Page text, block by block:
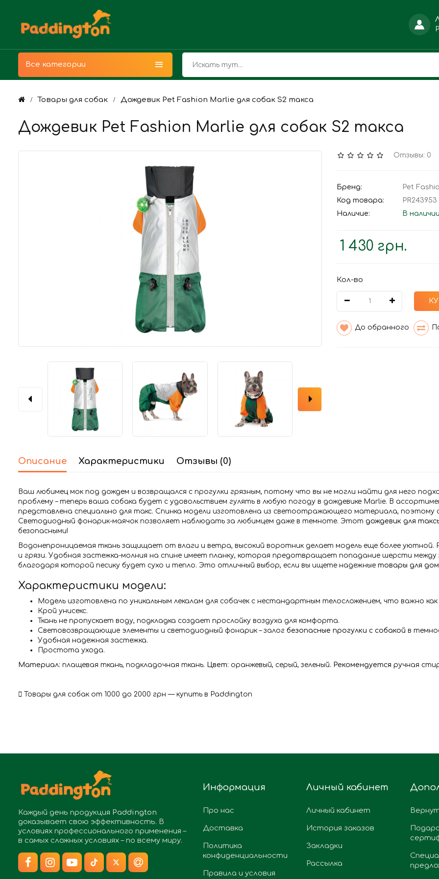
Все категории
Товары для собак Дождевик Pet Fashion Marlie для собак S2 такса
Дождевик Pet Fashion Marlie для собак S2 такса
Отзывы: 0
Бренд:
Pet
Код товара:
PR243953
Наличие:
В наличии
1 430 грн.
Кол-во
До обранного
Описание Характеристики Отзывы (0)
Ваш любимец мок под дождем и возвращался с прогулки грязным, потому что вы не могли найти для него
проблему – теперь ваша собака будет с удовольствием гулять в любую погоду в дождевике Marlie. В
представлена специально для такс. Спинка модели изготовлена из светоотражающего материала, поэтому
Светодиодный фонарик-маячок позволяет наблюдать за любимцем даже в темноте. Этот дождевик для
безопасными!
Водонепроницаемая ткань защищает от влаги и ветра, высокий воротник делает модель еще более уютной.
и грязи. Удобная застежка-молния на спине имеет планку, которая предотвращает попадание шерсти между
благодаря которой песику будет сухо и тепло. Это отличный выбор, если вы ищете надежные товары для
Характеристики модели:
Модель изготовлена по уникальным лекалам для собачек с нестандартным телосложением, что важно как
Крой унисекс.
Ткань не пропускает воду, подкладка создает прослойку воздуха для комфорта.
Световозвращающие элементы и светодиодный фонарик – залог безопасные прогулки с собакой в
Удобная надежная застежка.
Простота ухода.
Материал: плащевая ткань, подкладочная ткань. Цвет: оранжевый, серый, зеленый. Рекомендуется ручная
Товары для собак от 1000 до 2000 грн — купить в Paddington
Каждый день продукция Paddington
доказывает свою эффективность. В
условиях профессионального применения –
в самых сложных условиях – по всему миру.
Информация
Про нас
Доставка
Политика
конфиденциальности
Правила и условия
Личный кабинет
Личный кабинет
История заказов
Закладки
Рассылка